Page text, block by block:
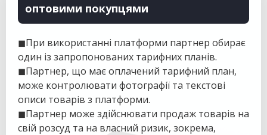
оптовими покупцями
◼При використанні платформи партнер обирає
один із запропонованих тарифних планів.
◼Партнер, що має оплачений тарифний план,
може контролювати фотографії та текстові
описи товарів з платформи.
◼Партнер може здійснювати продаж товарів на
свій розсуд та на власний ризик, зокрема,